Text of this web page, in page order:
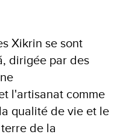
Xikrin se sont
dirigée par des
l'artisanat comme
qualité de vie et le
de la